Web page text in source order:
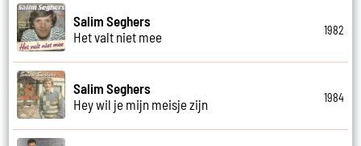
Salim Seghers
Het valt niet mee
1982
Salim Seghers
Hey wil je mijn meisje zijn
1984